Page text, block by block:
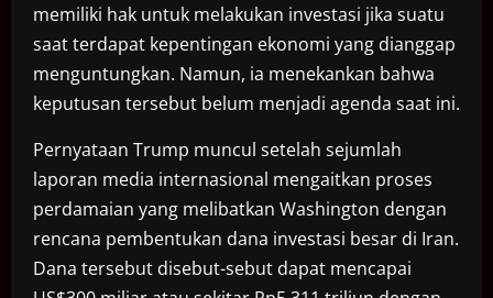
memiliki hak untuk melakukan investasi jika suatu
saat terdapat kepentingan ekonomi yang dianggap
menguntungkan. Namun, ia menekankan bahwa
keputusan tersebut belum menjadi agenda saat ini.
Pernyataan Trump muncul setelah sejumlah
laporan media internasional mengaitkan proses
perdamaian yang melibatkan Washington dengan
rencana pembentukan dana investasi besar di Iran.
Dana tersebut disebut-sebut dapat mencapai